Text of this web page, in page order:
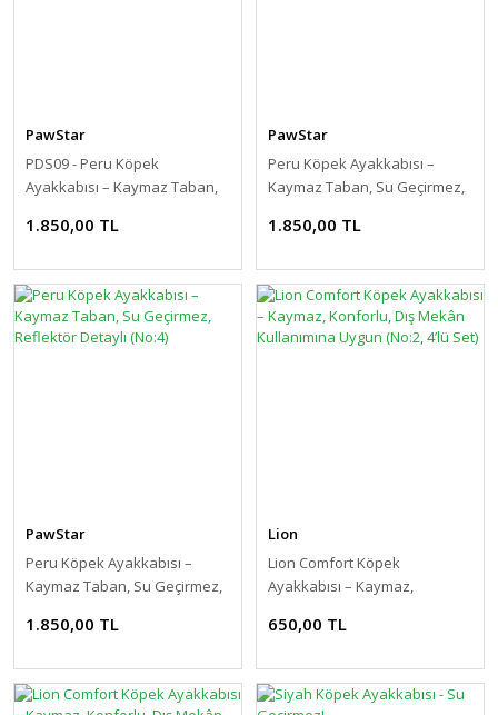
PawStar
PDS09 - Peru Köpek
Ayakkabısı – Kaymaz Taban,
(No:1)
1.850,00 TL
PawStar
Peru Köpek Ayakkabısı –
Kaymaz Taban, Su Geçirmez,
1.850,00 TL
PawStar
Peru Köpek Ayakkabısı –
Kaymaz Taban, Su Geçirmez,
1.850,00 TL
Lion
Lion Comfort Köpek
Ayakkabısı – Kaymaz,
Kullanımına Uygun (No:2, 4’lü
650,00 TL